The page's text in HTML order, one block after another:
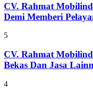
CV. Rahmat
Demi Memberi
5
CV. Rahmat
Bekas Dan Jasa
4